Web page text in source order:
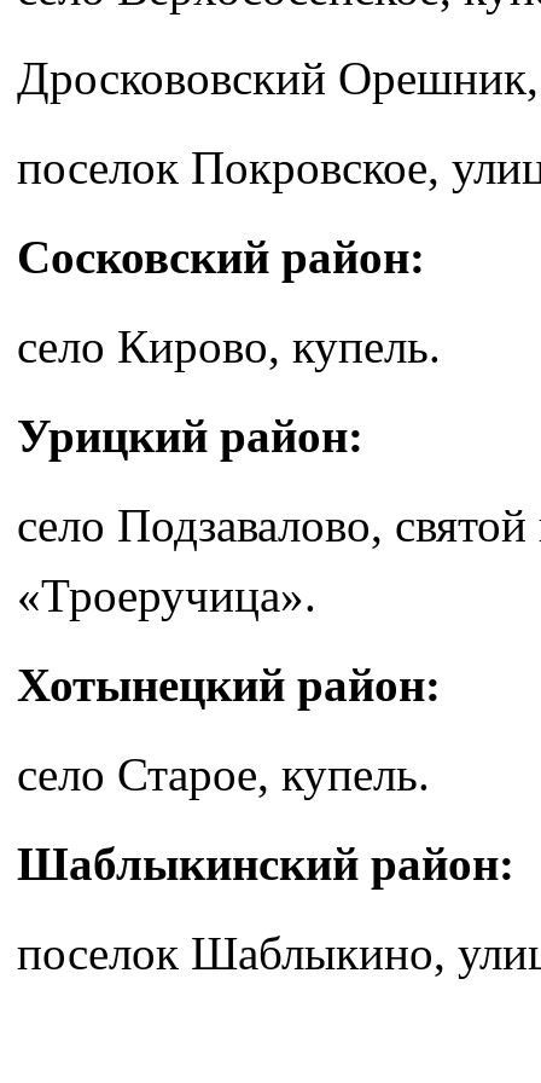
Дроскововский
поселок Покровское,
Сосковский район:
село Кирово, купель.
Урицкий район:
село Подзавалово,
«Троеручица».
Хотынецкий район:
село Старое, купель.
Шаблыкинский район:
поселок Шаблыкино,